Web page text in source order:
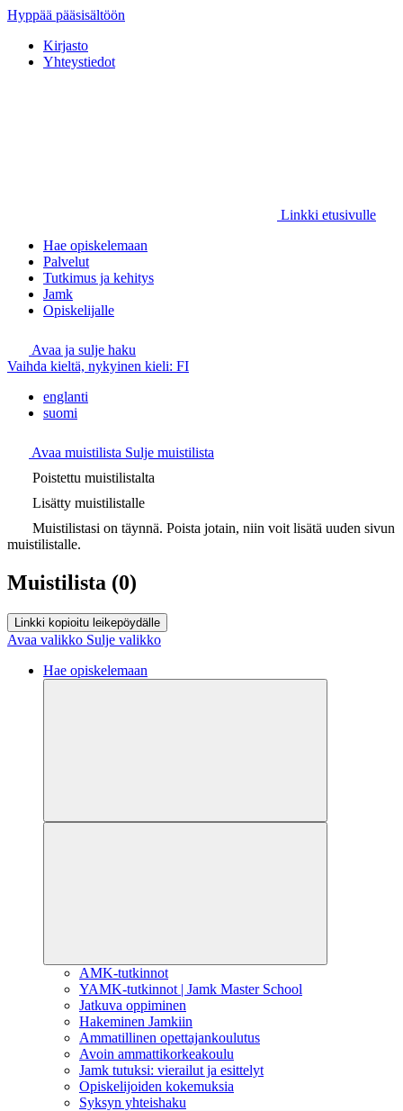
Hyppää pääsisältöön
Kirjasto
Yhteystiedot
Linkki etusivulle
Hae opiskelemaan
Palvelut
Tutkimus ja kehitys
Jamk
Opiskelijalle
Avaa ja sulje haku
Vaihda kieltä, nykyinen kieli: FI
englanti
suomi
Avaa muistilista Sulje muistilista
Poistettu muistilistalta
Lisätty muistilistalle
Muistilistasi on täynnä. Poista jotain, niin voit lisätä uuden sivun
muistilistalle.
Muistilista (0)
Linkki kopioitu leikepöydälle
Avaa valikko Sulje valikko
Hae opiskelemaan
AMK-tutkinnot
YAMK-tutkinnot | Jamk Master School
Jatkuva oppiminen
Hakeminen Jamkiin
Ammatillinen opettajankoulutus
Avoin ammattikorkeakoulu
Jamk tutuksi: vierailut ja esittelyt
Opiskelijoiden kokemuksia
Syksyn yhteishaku